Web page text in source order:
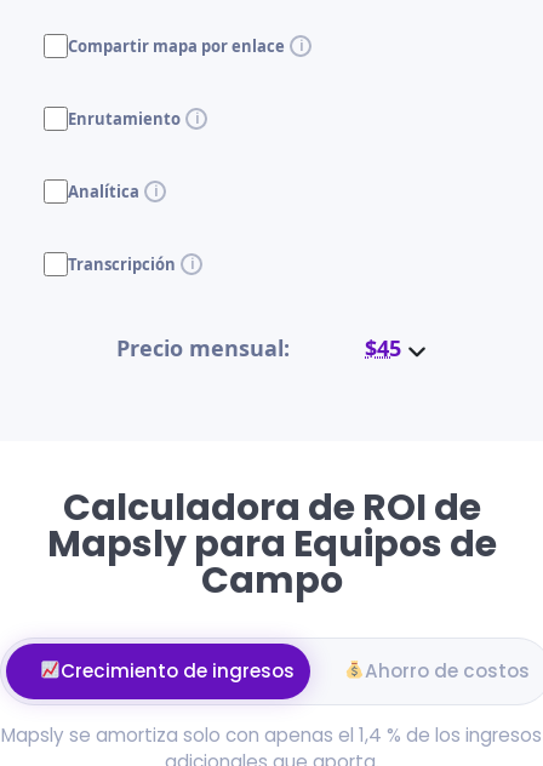
Compartir mapa por enlace
Enrutamiento
Analítica
Transcripción
Precio mensual: $45
Calculadora de ROI de
Mapsly para Equipos de
Campo
Crecimiento de ingresos Ahorro de costos
Mapsly se amortiza solo con apenas el 1,4 % de los ingresos